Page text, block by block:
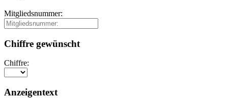
Mitgliedsnummer:
Chiffre gewünscht
Chiffre:
Anzeigentext